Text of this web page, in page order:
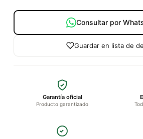
Consultar por
Guardar en lista de
Garantía oficial
Producto garantizado